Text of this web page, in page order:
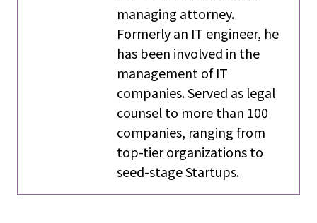
managing attorney.
Formerly an IT engineer, he
has been involved in the
management of IT
companies. Served as legal
counsel to more than 100
companies, ranging from
top-tier organizations to
seed-stage Startups.